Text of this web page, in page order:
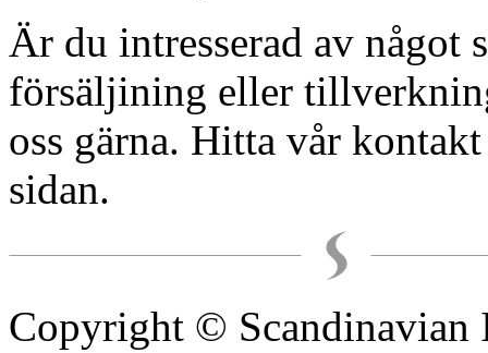
Är du intresserad av något
försäljining eller
oss gärna. Hitta vår
sidan.
Copyright © Scandinavian